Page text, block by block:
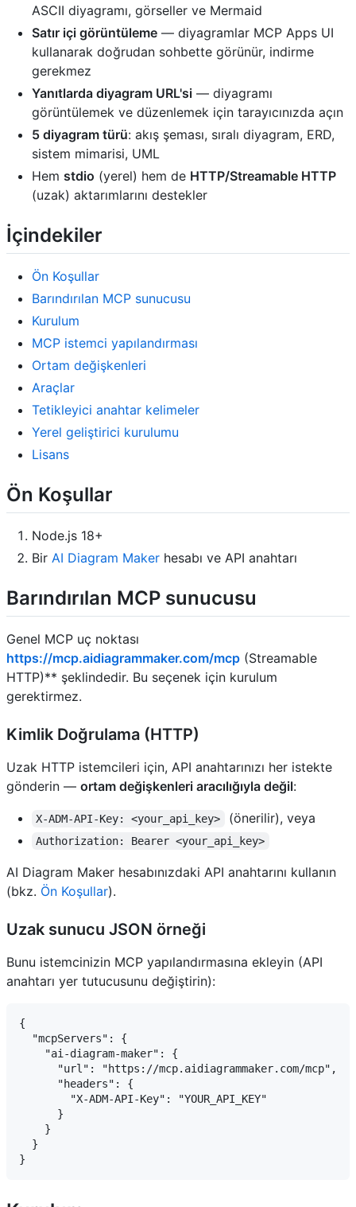
ASCII diyagramı, görseller ve Mermaid
Satır içi görüntüleme — diyagramlar MCP Apps UI
kullanarak doğrudan sohbette görünür, indirme
gerekmez
Yanıtlarda diyagram URL'si — diyagramı
görüntülemek ve düzenlemek için tarayıcınızda açın
5 diyagram türü: akış şeması, sıralı diyagram, ERD,
sistem mimarisi, UML
Hem stdio (yerel) hem de HTTP/Streamable HTTP
(uzak) aktarımlarını destekler
İçindekiler
Ön Koşullar
Barındırılan MCP sunucusu
Kurulum
MCP istemci yapılandırması
Ortam değişkenleri
Araçlar
Tetikleyici anahtar kelimeler
Yerel geliştirici kurulumu
Lisans
Ön Koşullar
Node.js 18+
Bir AI Diagram Maker hesabı ve API anahtarı
Barındırılan MCP sunucusu
Genel MCP uç noktası
https://mcp.aidiagrammaker.com/mcp (Streamable
HTTP)** şeklindedir. Bu seçenek için kurulum
gerektirmez.
Kimlik Doğrulama (HTTP)
Uzak HTTP istemcileri için, API anahtarınızı her istekte
gönderin — ortam değişkenleri aracılığıyla değil:
X-ADM-API-Key: <your_api_key> (önerilir), veya
Authorization: Bearer <your_api_key>
AI Diagram Maker hesabınızdaki API anahtarını kullanın
(bkz. Ön Koşullar).
Uzak sunucu JSON örneği
Bunu istemcinizin MCP yapılandırmasına ekleyin (API
anahtarı yer tutucusunu değiştirin):
{
  "mcpServers": {
    "ai-diagram-maker": {
      "url": "https://mcp.aidiagrammaker.com/mcp",
      "headers": {
        "X-ADM-API-Key": "YOUR_API_KEY"
      }
    }
  }